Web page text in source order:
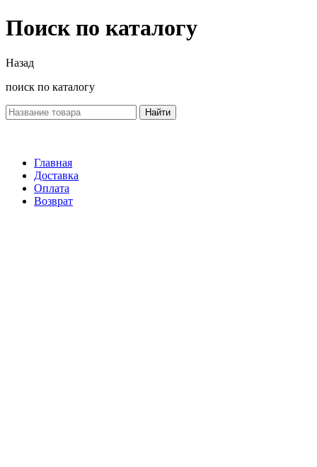
Поиск по каталогу
Назад
поиск по каталогу
Найти
Главная
Доставка
Оплата
Возврат